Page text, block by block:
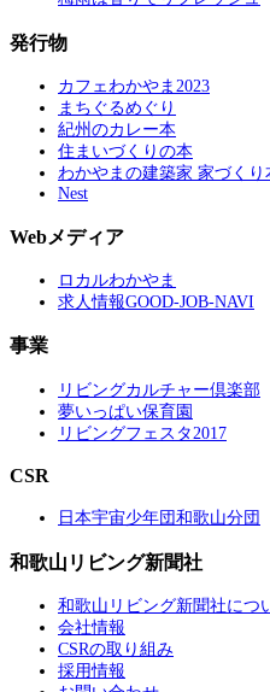
発行物
カフェわかやま2023
まちぐるめぐり
紀州のカレー本
住まいづくりの本
わかやまの建築家 家づくり
Nest
Webメディア
ロカルわかやま
求人情報GOOD-JOB-NAVI
事業
リビングカルチャー倶楽部
夢いっぱい保育園
リビングフェスタ2017
CSR
日本宇宙少年団和歌山分団
和歌山リビング新聞社
和歌山リビング新聞社につ
会社情報
CSRの取り組み
採用情報